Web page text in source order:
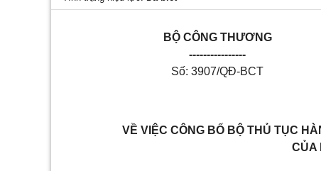
BỘ CÔNG THƯƠNG
----------------
Số: 3907/QĐ-BCT
VỀ VIỆC CÔNG BỐ BỘ THỦ TỤC
CỦA